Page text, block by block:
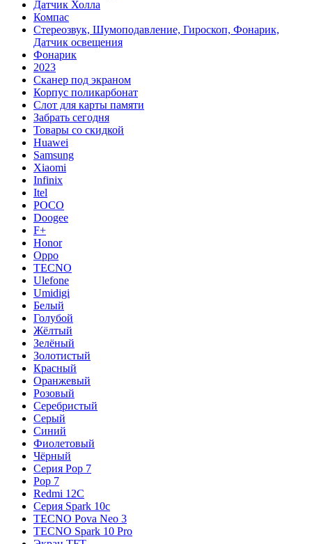
Датчик Холла
Компас
Стереозвук, Шумоподавление, Гироскоп, Фонарик,
Датчик освещения
Фонарик
2023
Сканер под экраном
Корпус поликарбонат
Слот для карты памяти
Забрать сегодня
Товары со скидкой
Huawei
Samsung
Xiaomi
Infinix
Itel
POCO
Doogee
F+
Honor
Oppo
TECNO
Ulefone
Umidigi
Белый
Голубой
Жёлтый
Зелёный
Золотистый
Красный
Оранжевый
Розовый
Серебристый
Серый
Синий
Фиолетовый
Чёрный
Серия Pop 7
Pop 7
Redmi 12C
Серия Spark 10c
TECNO Pova Neo 3
TECNO Spark 10 Pro